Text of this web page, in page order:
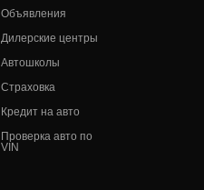
Объявления
Дилерские центры
Автошколы
Страховка
Кредит на авто
Проверка авто по
VIN